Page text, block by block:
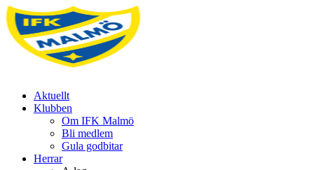
Aktuellt
Klubben
Om IFK Malmö
Bli medlem
Gula godbitar
Herrar